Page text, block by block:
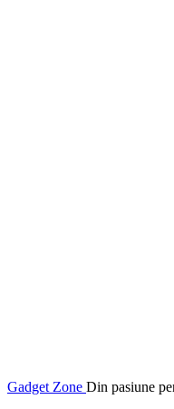
Gadget Zone Din pasiune